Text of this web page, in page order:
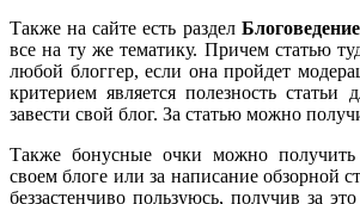
Также на сайте есть раздел Блоговедение
все на ту же тематику. Причем статью
любой блоггер, если она пройдет
критерием является полезность статьи
завести свой блог. За статью можно
Также бонусные очки можно
своем блоге или за написание обзорной
беззастенчиво пользуюсь, получив за